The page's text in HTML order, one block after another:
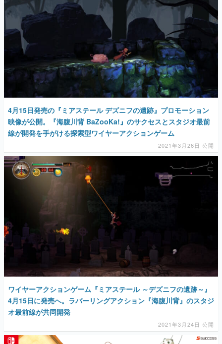
4月15日発売の『ミアステール デズニフの遺跡』プロモーション
映像が公開。『海腹川背 BaZooKa!』のサクセスとスタジオ最前
線が開発を手がける探索型ワイヤーアクションゲーム
2021年3月26日 公開
ワイヤーアクションゲーム『ミアステール ～デズニフの遺跡～』
4月15日に発売へ。ラバーリングアクション『海腹川背』のスタジ
オ最前線が共同開発
2021年3月24日 公開